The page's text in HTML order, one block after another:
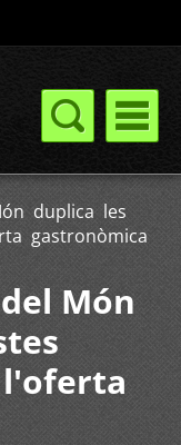
duplica les
gastronòmica
Món